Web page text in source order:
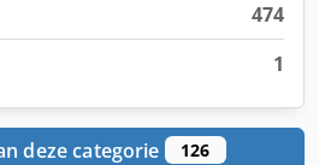
474
1
deze categorie 126